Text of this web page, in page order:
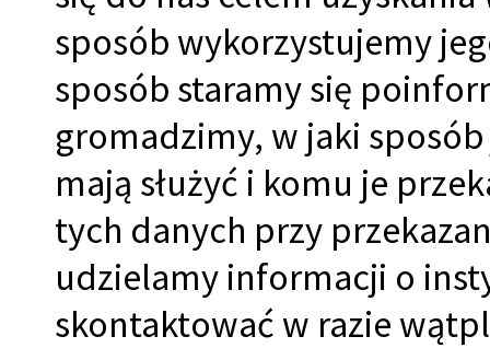
sposób wykorzystujemy
sposób staramy się
gromadzimy, w jaki
mają służyć i komu je
tych danych przy
udzielamy informacji o
skontaktować w razie